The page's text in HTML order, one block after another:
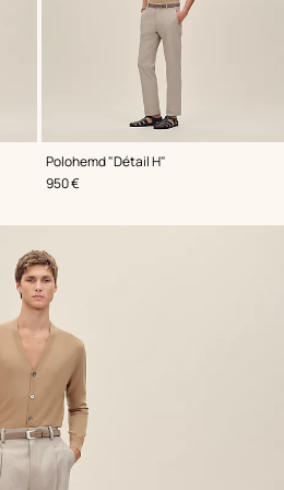
Polohemd "Détail H"
,Farbe:
Beige/Natur
,Preis
950 €